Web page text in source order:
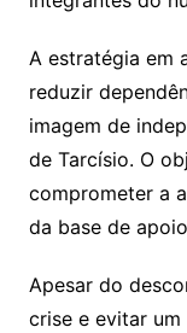
A estratégia em
reduzir
imagem de
de Tarcísio. O
comprometer a
da base de
Apesar do
crise e evitar